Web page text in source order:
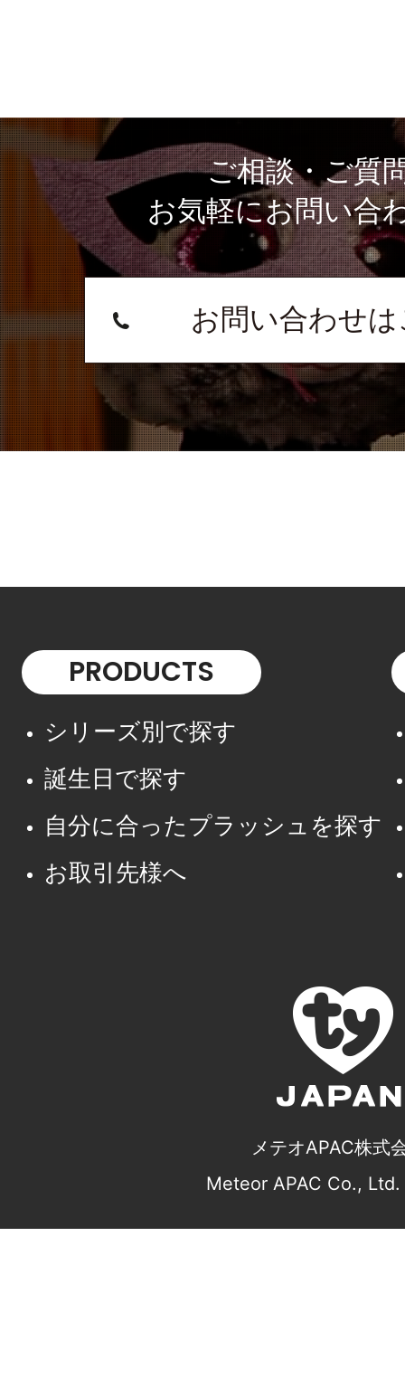
ご相談・ご質
お気軽にお問い合
お問い合わせ
PRODUCTS
シリーズ別で探す
誕生日で探す
自分に合ったプラッシュを探す
お取引先様へ
メテオAPAC株式
Meteor APAC Co.,